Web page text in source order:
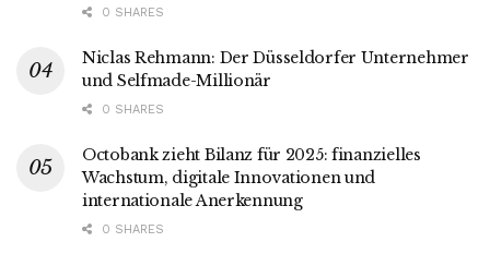
0 SHARES
Niclas Rehmann: Der Düsseldorfer Unternehmer
und Selfmade-Millionär
0 SHARES
Octobank zieht Bilanz für 2025: finanzielles
Wachstum, digitale Innovationen und
internationale Anerkennung
0 SHARES